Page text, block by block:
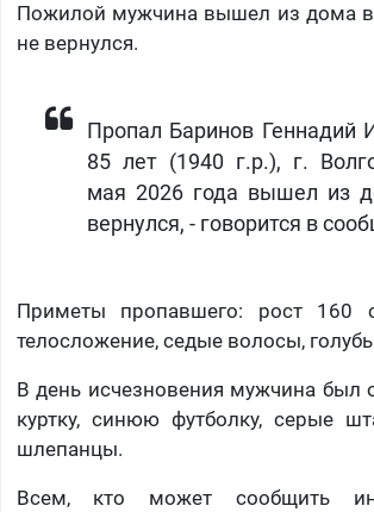
Пожилой мужчина вышел из дома
не вернулся.
Пропал Баринов Геннадий
85 лет (1940 г.р.), г.
мая 2026 года вышел из
вернулся, - говорится в
Приметы пропавшего: рост 160
телосложение, седые волосы,
В день исчезновения мужчина был
куртку, синюю футболку, серые
шлепанцы.
Всем, кто может сообщить